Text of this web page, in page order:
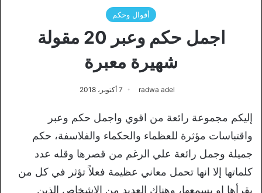
أقوال وحكم
اجمل حكم وعبر 20 مقولة
شهيرة معبرة
radwa adel 7 أكتوبر، 2018
إليكم مجموعة رائعة من اقوي واجمل حكم وعبر
واقتباسات مؤثرة للعظماء والحكماء والفلاسفة، حكم
جميلة وجمل رائعة علي الرغم من قصرها وقله عدد
كلماتها إلا انها تحمل معاني عظيمة فعلاً تؤثر في كل من
يقرأها او يسمعها، وهناك العديد من الاشخاص الذين